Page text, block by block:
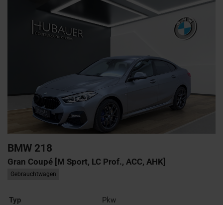
BMW 218
Gran Coupé [M Sport, LC Prof., ACC, AHK]
Gebrauchtwagen
Typ
Pkw